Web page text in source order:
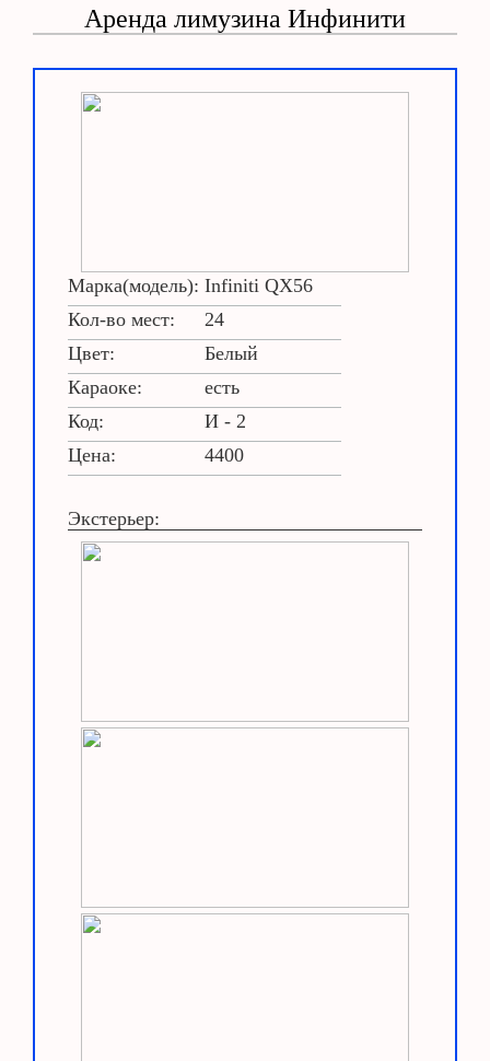
Аренда лимузина Инфинити
Марка(модель): Infiniti QX56
Кол-во мест:
24
Цвет:
Белый
Караоке:
есть
Код:
И - 2
Цена:
4400
Экстерьер: